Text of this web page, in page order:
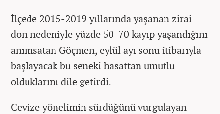
İlçede 2015-2019 yıllarında yaşanan zirai
don nedeniyle yüzde 50-70 kayıp yaşandığını
anımsatan Göçmen, eylül ayı sonu itibarıyla
başlayacak bu seneki hasattan umutlu
olduklarını dile getirdi.
Cevize yönelimin sürdüğünü vurgulayan